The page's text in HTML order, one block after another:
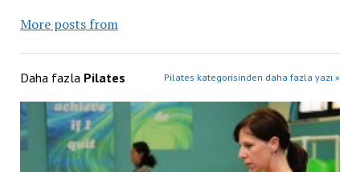
More posts from
Daha fazla Pilates Pilates kategorisinden daha fazla yazı »